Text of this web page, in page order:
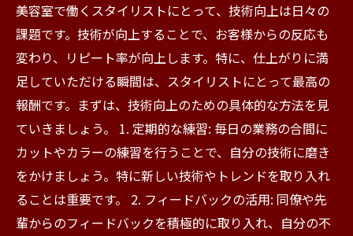
美容室で働くスタイリストにとって、技術向上は日々の
課題です。技術が向上することで、お客様からの反応も
変わり、リピート率が向上します。特に、仕上がりに満
足していただける瞬間は、スタイリストにとって最高の
報酬です。まずは、技術向上のための具体的な方法を見
ていきましょう。 1. 定期的な練習: 毎日の業務の合間に
カットやカラーの練習を行うことで、自分の技術に磨き
をかけましょう。特に新しい技術やトレンドを取り入れ
ることは重要です。 2. フィードバックの活用: 同僚や先
輩からのフィードバックを積極的に取り入れ、自分の不